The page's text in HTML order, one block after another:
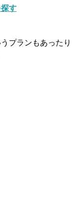
す
プランもあったり